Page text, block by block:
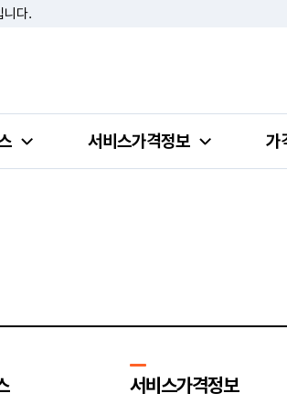
니다.
서비스가격정보 가
서비스가격정보